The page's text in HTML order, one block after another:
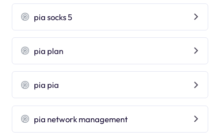
pia socks 5
pia plan
pia pia
pia network management